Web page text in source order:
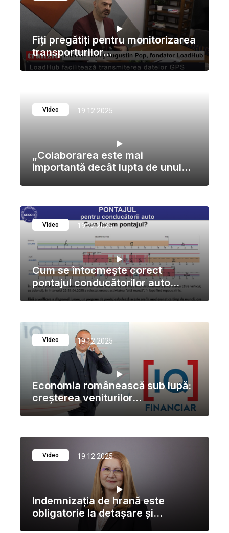
Fiţi pregătiţi pentru monitorizarea
transporturilor...
Video 19.12.2025
„Colaborarea este mai
importantă decât lupta de unul...
Video 19.12.2025
Cum se întocmește corect
pontajul conducătorilor auto...
Video 19.12.2025
Economia românească sub lupă:
creșterea veniturilor...
Video 19.12.2025
Indemnizația de hrană este
obligatorie la detașare și...